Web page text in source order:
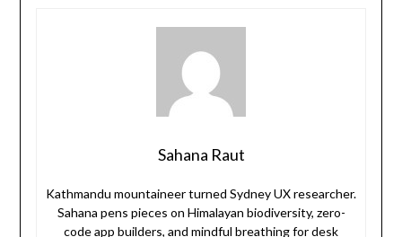
Sahana Raut
Kathmandu mountaineer turned Sydney UX researcher.
Sahana pens pieces on Himalayan biodiversity, zero-
code app builders, and mindful breathing for desk